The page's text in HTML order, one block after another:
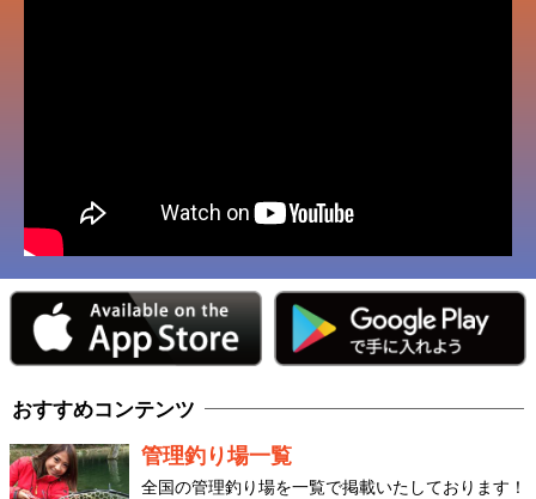
おすすめコンテンツ
管理釣り場一覧
全国の管理釣り場を一覧で掲載いたしております！